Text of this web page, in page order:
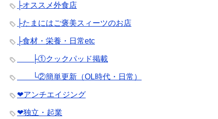
├オススメ外食店
├たまにはご褒美スィーツのお店
├食材・栄養・日常etc
├①クックパッド掲載
└②簡単更新（OL時代・日常）
❤︎アンチエイジング
❤︎独立・起業